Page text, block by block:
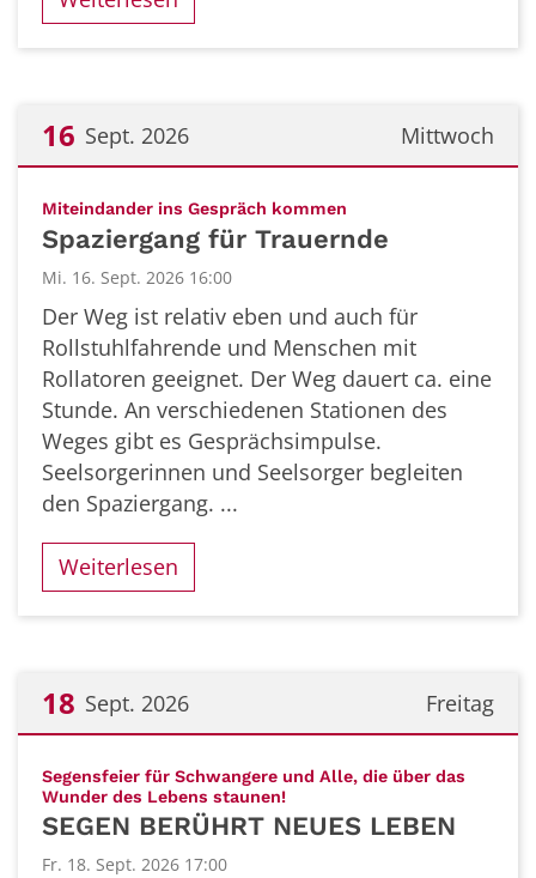
Mittwoch
16 Sept. 2026
Miteindander ins Gespräch kommen
Spaziergang für Trauernde
Mi. 16. Sept. 2026 16:00
Der Weg ist relativ eben und auch für
Rollstuhlfahrende und Menschen mit
Rollatoren geeignet. Der Weg dauert ca. eine
Stunde. An verschiedenen Stationen des
Weges gibt es Gesprächsimpulse.
Seelsorgerinnen und Seelsorger begleiten
den Spaziergang. ...
Weiterlesen
Freitag
18 Sept. 2026
Segensfeier für Schwangere und Alle, die über das
Wunder des Lebens staunen!:
SEGEN BERÜHRT NEUES LEBEN
Fr. 18. Sept. 2026 17:00